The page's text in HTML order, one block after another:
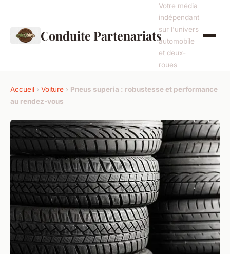
Conduite Partenariats
Votre média
indépendant
sur l'univers
automobile
et deux-
roues
Accueil › Voiture › Pneus superia : robustesse et performance
au rendez-vous